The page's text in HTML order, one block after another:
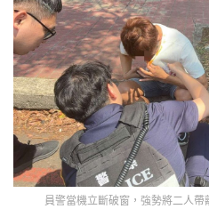
員警當機立斷破窗，強勢將二人